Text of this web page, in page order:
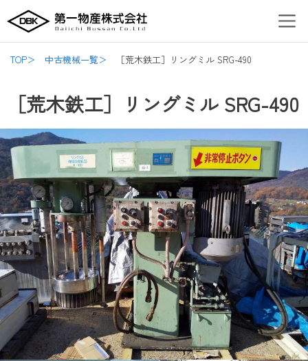
容
を
Menu
TOP＞ 中古機械一覧＞ ［荒木鉄工］リングミル SRG-490
［荒木鉄工］リングミル SRG-490
navigation